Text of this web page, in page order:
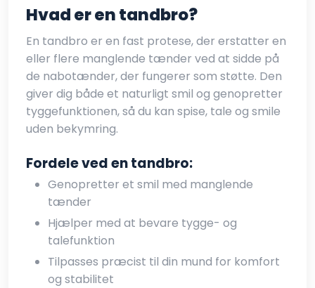
Hvad er en tandbro?
En tandbro er en fast protese, der erstatter en
eller flere manglende tænder ved at sidde på
de nabotænder, der fungerer som støtte. Den
giver dig både et naturligt smil og genopretter
tyggefunktionen, så du kan spise, tale og smile
uden bekymring.
Fordele ved en tandbro:
Genopretter et smil med manglende
tænder
Hjælper med at bevare tygge- og
talefunktion
Tilpasses præcist til din mund for komfort
og stabilitet